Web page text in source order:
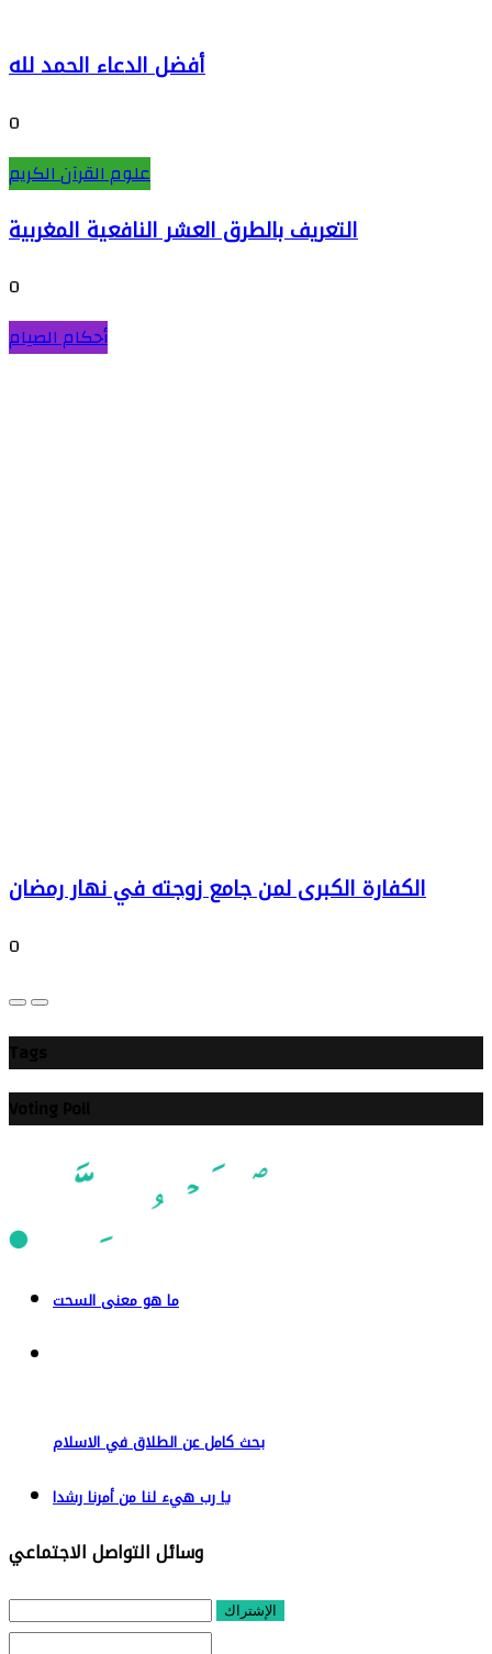
أفضل الدعاء الحمد لله
0
علوم القرآن الكريم
التعريف بالطرق العشر النافعية المغربية
0
أحكام الصيام
الكفارة الكبرى لمن جامع زوجته في نهار رمضان
0
ما هو معنى السحت
بحث كامل عن الطلاق في الاسلام
يا رب هيء لنا من أمرنا رشدا
وسائل التواصل الاجتماعي
الإشتراك